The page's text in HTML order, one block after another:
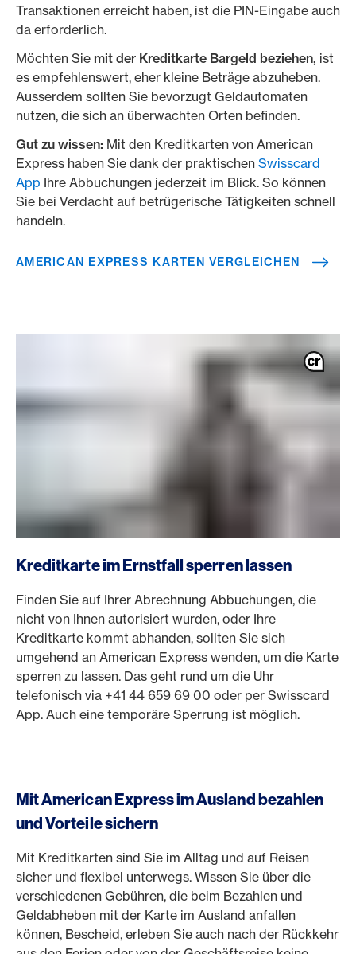
Transaktionen erreicht haben, ist die PIN-Eingabe auch
da erforderlich.
Möchten Sie mit der Kreditkarte Bargeld beziehen, ist
es empfehlenswert, eher kleine Beträge abzuheben.
Ausserdem sollten Sie bevorzugt Geldautomaten
nutzen, die sich an überwachten Orten befinden.
Gut zu wissen: Mit den Kreditkarten von American
Express haben Sie dank der praktischen Swisscard
App Ihre Abbuchungen jederzeit im Blick. So können
Sie bei Verdacht auf betrügerische Tätigkeiten schnell
handeln.
AMERICAN EXPRESS KARTEN VERGLEICHEN
Kreditkarte im Ernstfall sperren lassen
Finden Sie auf Ihrer Abrechnung Abbuchungen, die
nicht von Ihnen autorisiert wurden, oder Ihre
Kreditkarte kommt abhanden, sollten Sie sich
umgehend an American Express wenden, um die Karte
sperren zu lassen. Das geht rund um die Uhr
telefonisch via +41 44 659 69 00 oder per Swisscard
App. Auch eine temporäre Sperrung ist möglich.
Mit American Express im Ausland bezahlen
und Vorteile sichern
Mit Kreditkarten sind Sie im Alltag und auf Reisen
sicher und flexibel unterwegs. Wissen Sie über die
verschiedenen Gebühren, die beim Bezahlen und
Geldabheben mit der Karte im Ausland anfallen
können, Bescheid, erleben Sie auch nach der Rückkehr